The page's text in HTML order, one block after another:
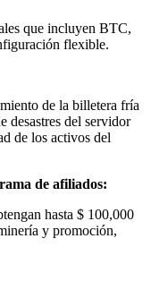
que incluyen BTC,
flexible.
de la billetera fría
desastres del servidor
de los activos del
de afiliados:
hasta $ 100,000
y promoción,